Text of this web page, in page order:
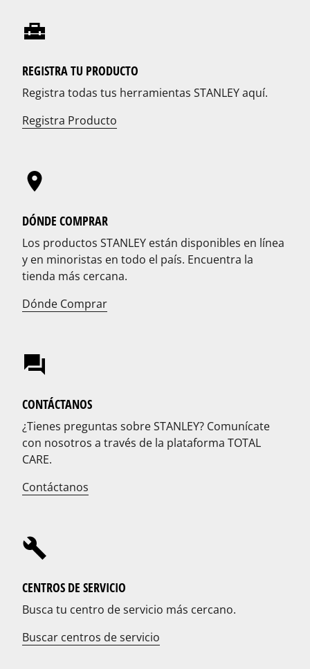
REGISTRA TU PRODUCTO
Registra todas tus herramientas STANLEY aquí.
Registra Producto
DÓNDE COMPRAR
Los productos STANLEY están disponibles en línea
y en minoristas en todo el país. Encuentra la
tienda más cercana.
Dónde Comprar
CONTÁCTANOS
¿Tienes preguntas sobre STANLEY? Comunícate
con nosotros a través de la plataforma TOTAL
CARE.
Contáctanos
CENTROS DE SERVICIO
Busca tu centro de servicio más cercano.
Buscar centros de servicio